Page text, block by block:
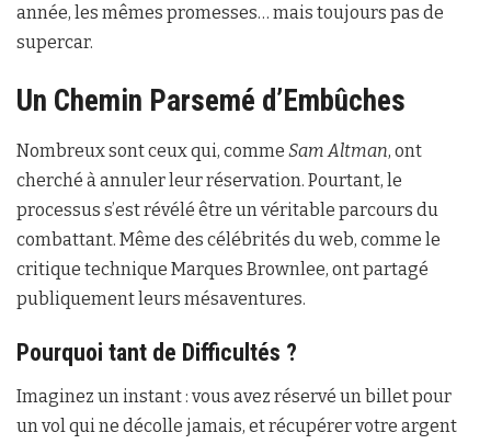
année, les mêmes promesses… mais toujours pas de
supercar.
Un Chemin Parsemé d’Embûches
Nombreux sont ceux qui, comme Sam Altman, ont
cherché à annuler leur réservation. Pourtant, le
processus s’est révélé être un véritable parcours du
combattant. Même des célébrités du web, comme le
critique technique Marques Brownlee, ont partagé
publiquement leurs mésaventures.
Pourquoi tant de Difficultés ?
Imaginez un instant : vous avez réservé un billet pour
un vol qui ne décolle jamais, et récupérer votre argent